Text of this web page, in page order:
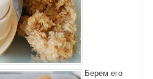
Берем его